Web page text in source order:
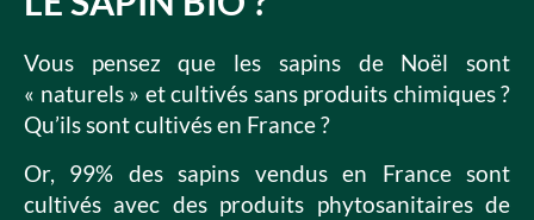
Vous pensez que les sapins de Noël sont
« naturels » et cultivés sans produits chimiques ?
Qu’ils sont cultivés en France ?
Or, 99% des sapins vendus en France sont
cultivés avec des produits phytosanitaires de